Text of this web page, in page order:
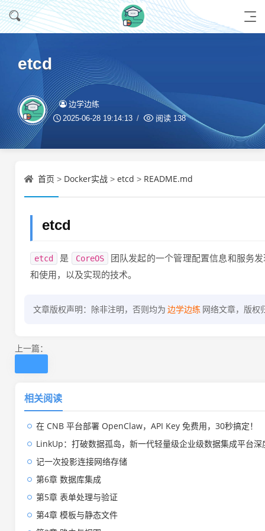
etcd
边学边练
2025-06-28 19:14:13 阅读 138
首页 > Docker实战 > etcd > README.md
etcd
etcd 是 CoreOS
团队发起的一个管理配置信息和服务
和使用，以及实现的技术。
文章版权声明：除非注明，否则均为 边学边练 网络文章，版权
上一篇：
相关阅读
在 CNB 平台部署 OpenClaw，API Key 免费用，30秒搞定！
LinkUp：打破数据孤岛，新一代轻量级企业级数据集成平台深
记一次投影连接网络存储
第6章 数据库集成
第5章 表单处理与验证
第4章 模板与静态文件